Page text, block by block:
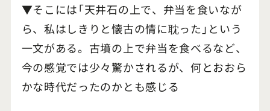
▼そこには「天井石の上で、弁当を食いなが
ら、私はしきりと懐古の情に耽った」という
一文がある。古墳の上で弁当を食べるなど、
今の感覚では少々驚かされるが、何とおおら
かな時代だったのかとも感じる